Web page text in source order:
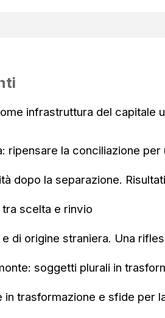
infrastruttura del capitale
ripensare la conciliazione per
dopo la separazione.
scelta e rinvio
di origine straniera. Una
soggetti plurali in
in trasformazione e sfide per